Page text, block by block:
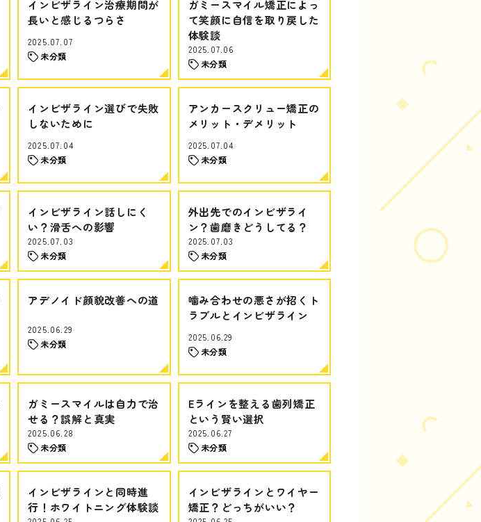
インビザライン治療期間が
長いと感じるつらさ
2025.07.07
未分類
ガミースマイル矯正によっ
て笑顔に自信を取り戻した
体験談
2025.07.06
未分類
インビザライン選びで失敗
しないために
2025.07.04
未分類
アンカースクリュー矯正の
メリット・デメリット
2025.07.04
未分類
インビザライン話しにく
い？滑舌への影響
2025.07.03
未分類
外出先でのインビザライ
ン？歯磨きどうしてる？
2025.07.03
未分類
アデノイド顔貌改善への道
2025.06.29
未分類
噛み合わせの悪さが招くト
ラブルとインビザライン
2025.06.29
未分類
ガミースマイルは自力で治
せる？誤解と真実
2025.06.28
未分類
Eラインを整える歯列矯正
という賢い選択
2025.06.27
未分類
インビザラインと同時進
行！ホワイトニング体験談
インビザラインとワイヤー
矯正？どっちがいい？